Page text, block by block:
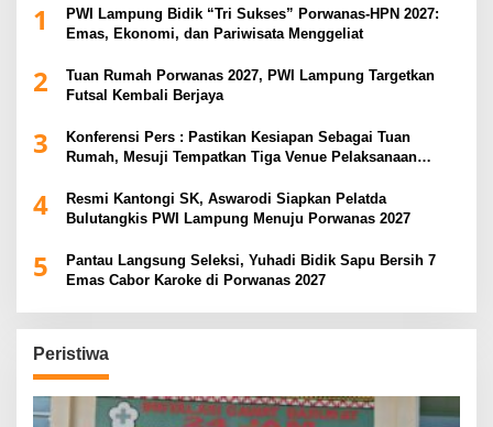
1
PWI Lampung Bidik “Tri Sukses” Porwanas-HPN 2027:
Emas, Ekonomi, dan Pariwisata Menggeliat
2
Tuan Rumah Porwanas 2027, PWI Lampung Targetkan
Futsal Kembali Berjaya
3
Konferensi Pers : Pastikan Kesiapan Sebagai Tuan
Rumah, Mesuji Tempatkan Tiga Venue Pelaksanaan
4
Resmi Kantongi SK, Aswarodi Siapkan Pelatda
Bulutangkis PWI Lampung Menuju Porwanas 2027
5
Pantau Langsung Seleksi, Yuhadi Bidik Sapu Bersih 7
Emas Cabor Karoke di Porwanas 2027
Peristiwa